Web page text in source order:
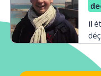
il